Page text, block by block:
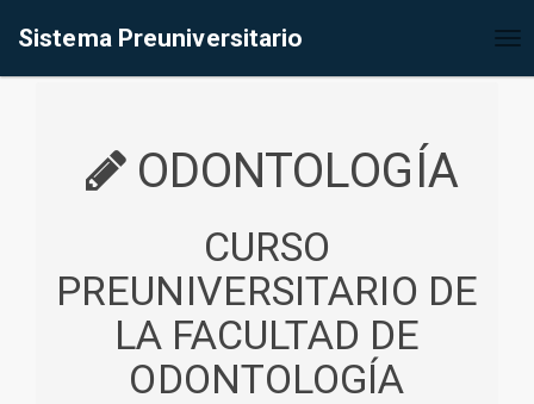
Sistema Preuniversitario
ODONTOLOGÍA
CURSO
PREUNIVERSITARIO DE
LA FACULTAD DE
ODONTOLOGÍA